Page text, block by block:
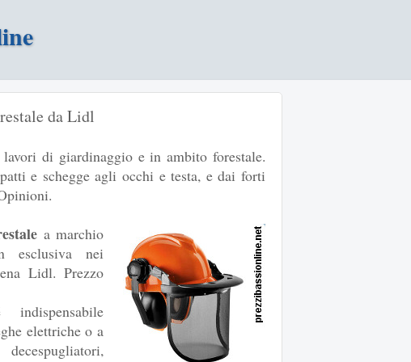
da Lidl
di giardinaggio e in ambito forestale.
e schegge agli occhi e testa, e dai forti
a marchio
esclusiva nei
Lidl. Prezzo
indispensabile
elettriche o a